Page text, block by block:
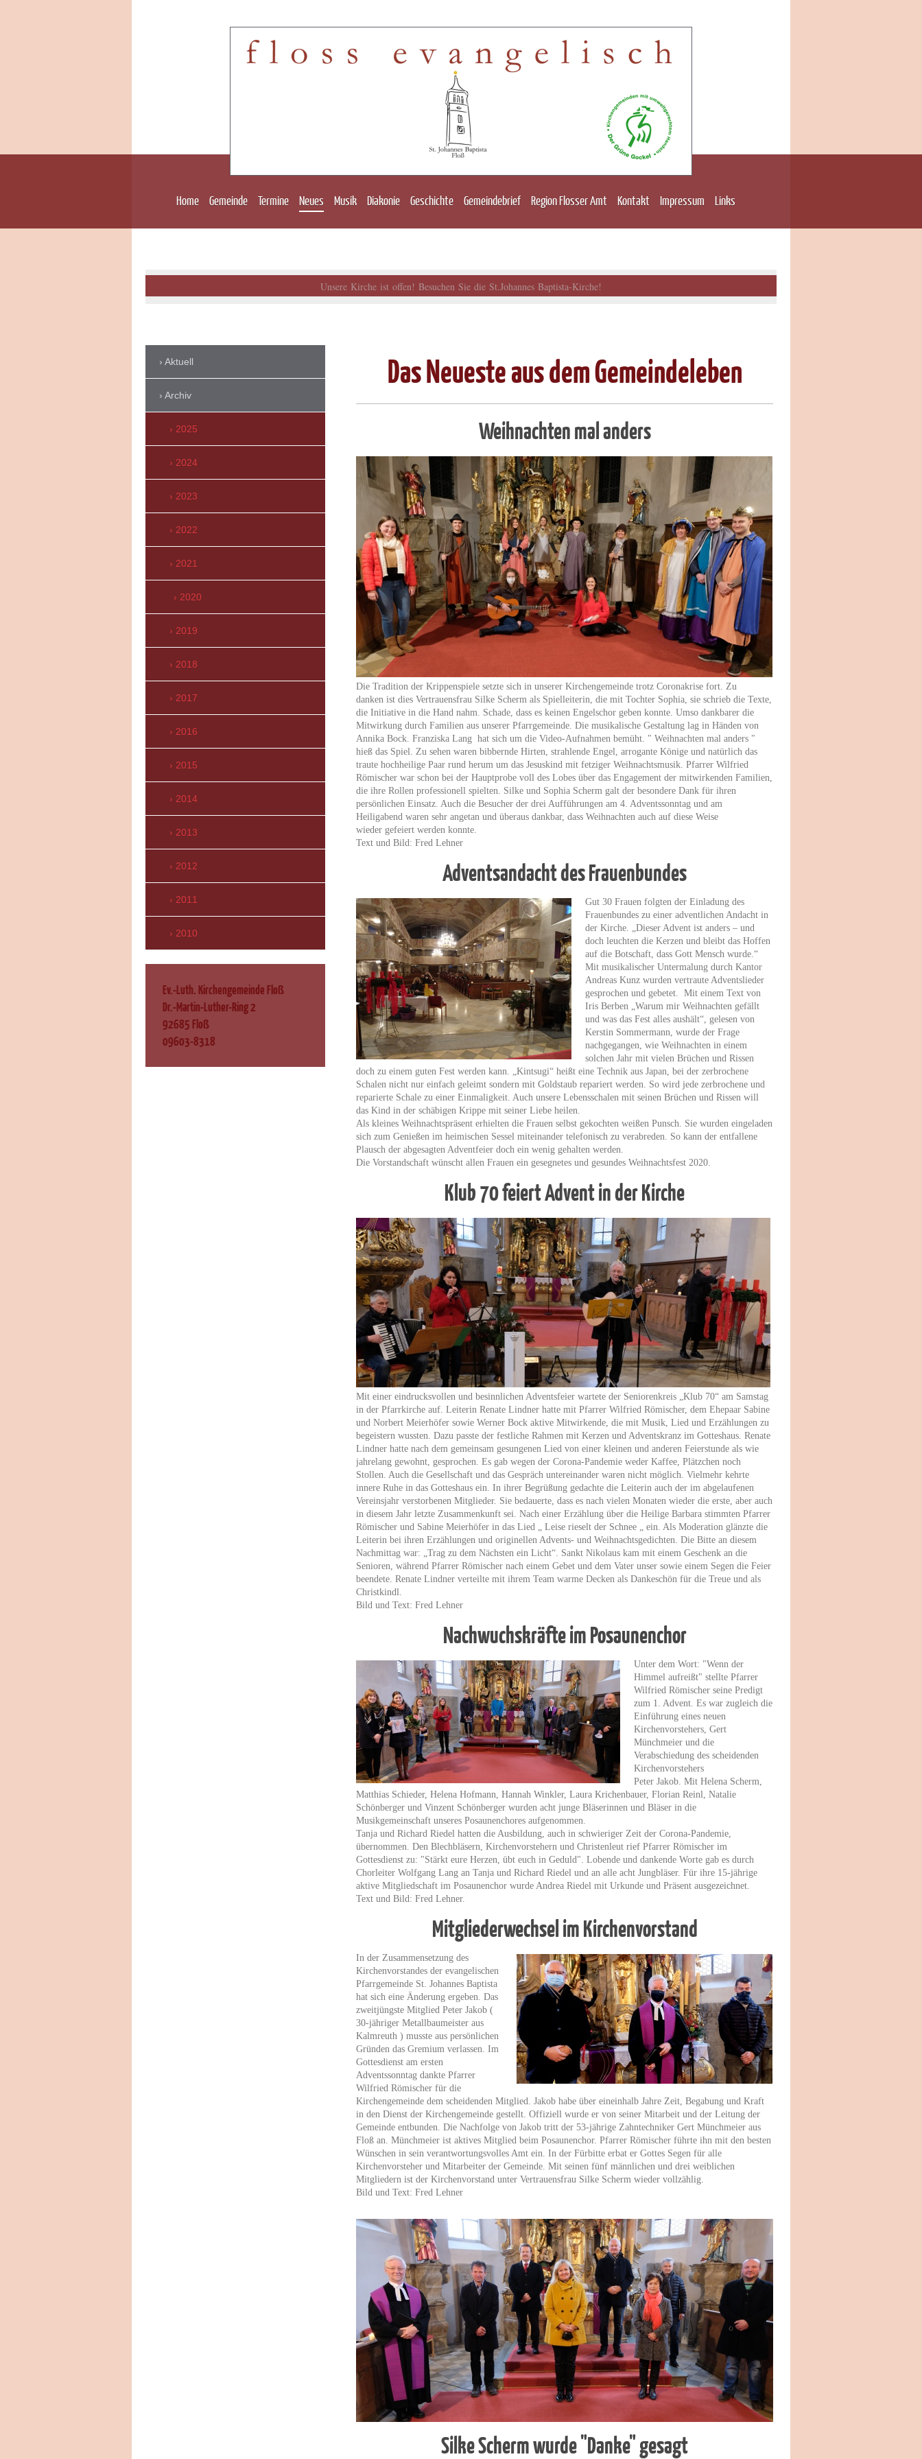
Home Gemeinde Termine Neues Musik Diakonie Geschichte Gemeindebrief Region Flosser Amt Kontakt Impressum Links
Unsere Kirche ist offen! Besuchen Sie die St.Johannes Baptista-Kirche!
Das Neueste aus dem Gemeindeleben
Weihnachten mal anders
Die Tradition der Krippenspiele setzte sich in unserer Kirchengemeinde trotz Coronakrise fort. Zu
danken ist dies Vertrauensfrau Silke Scherm als Spielleiterin, die mit Tochter Sophia, sie schrieb die Texte,
die Initiative in die Hand nahm. Schade, dass es keinen Engelschor geben konnte. Umso dankbarer die
Mitwirkung durch Familien aus unserer Pfarrgemeinde. Die musikalische Gestaltung lag in Händen von
Annika Bock. Franziska Lang hat sich um die Video-Aufnahmen bemüht. " Weihnachten mal anders "
hieß das Spiel. Zu sehen waren bibbernde Hirten, strahlende Engel, arrogante Könige und natürlich das
traute hochheilige Paar rund herum um das Jesuskind mit fetziger Weihnachtsmusik. Pfarrer Wilfried
Römischer war schon bei der Hauptprobe voll des Lobes über das Engagement der mitwirkenden Familien,
die ihre Rollen professionell spielten. Silke und Sophia Scherm galt der besondere Dank für ihren
persönlichen Einsatz. Auch die Besucher der drei Aufführungen am 4. Adventssonntag und am
Heiligabend waren sehr angetan und überaus dankbar, dass Weihnachten auch auf diese Weise
wieder gefeiert werden konnte.
Text und Bild: Fred Lehner
Adventsandacht des Frauenbundes
Gut 30 Frauen folgten der Einladung des
Frauenbundes zu einer adventlichen Andacht in
der Kirche. „Dieser Advent ist anders – und
doch leuchten die Kerzen und bleibt das Hoffen
auf die Botschaft, dass Gott Mensch wurde.“
Mit musikalischer Untermalung durch Kantor
Andreas Kunz wurden vertraute Adventslieder
gesprochen und gebetet. Mit einem Text von
Iris Berben „Warum mir Weihnachten gefällt
und was das Fest alles aushält“, gelesen von
Kerstin Sommermann, wurde der Frage
nachgegangen, wie Weihnachten in einem
solchen Jahr mit vielen Brüchen und Rissen
doch zu einem guten Fest werden kann. „Kintsugi“ heißt eine Technik aus Japan, bei der zerbrochene
Schalen nicht nur einfach geleimt sondern mit Goldstaub repariert werden. So wird jede zerbrochene und
reparierte Schale zu einer Einmaligkeit. Auch unsere Lebensschalen mit seinen Brüchen und Rissen will
das Kind in der schäbigen Krippe mit seiner Liebe heilen.
Als kleines Weihnachtspräsent erhielten die Frauen selbst gekochten weißen Punsch. Sie wurden eingeladen
sich zum Genießen im heimischen Sessel miteinander telefonisch zu verabreden. So kann der entfallene
Plausch der abgesagten Adventfeier doch ein wenig gehalten werden.
Die Vorstandschaft wünscht allen Frauen ein gesegnetes und gesundes Weihnachtsfest 2020.
Klub 70 feiert Advent in der Kirche
Mit einer eindrucksvollen und besinnlichen Adventsfeier wartete der Seniorenkreis „Klub 70“ am Samstag
in der Pfarrkirche auf. Leiterin Renate Lindner hatte mit Pfarrer Wilfried Römischer, dem Ehepaar Sabine
und Norbert Meierhöfer sowie Werner Bock aktive Mitwirkende, die mit Musik, Lied und Erzählungen zu
begeistern wussten. Dazu passte der festliche Rahmen mit Kerzen und Adventskranz im Gotteshaus. Renate
Lindner hatte nach dem gemeinsam gesungenen Lied von einer kleinen und anderen Feierstunde als wie
jahrelang gewohnt, gesprochen. Es gab wegen der Corona-Pandemie weder Kaffee, Plätzchen noch
Stollen. Auch die Gesellschaft und das Gespräch untereinander waren nicht möglich. Vielmehr kehrte
innere Ruhe in das Gotteshaus ein. In ihrer Begrüßung gedachte die Leiterin auch der im abgelaufenen
Vereinsjahr verstorbenen Mitglieder. Sie bedauerte, dass es nach vielen Monaten wieder die erste, aber auch
in diesem Jahr letzte Zusammenkunft sei. Nach einer Erzählung über die Heilige Barbara stimmten Pfarrer
Römischer und Sabine Meierhöfer in das Lied „ Leise rieselt der Schnee „ ein. Als Moderation glänzte die
Leiterin bei ihren Erzählungen und originellen Advents- und Weihnachtsgedichten. Die Bitte an diesem
Nachmittag war: „Trag zu dem Nächsten ein Licht“. Sankt Nikolaus kam mit einem Geschenk an die
Senioren, während Pfarrer Römischer nach einem Gebet und dem Vater unser sowie einem Segen die Feier
beendete. Renate Lindner verteilte mit ihrem Team warme Decken als Dankeschön für die Treue und als
Christkindl.
Bild und Text: Fred Lehner
Nachwuchskräfte im Posaunenchor
Unter dem Wort: "Wenn der
Himmel aufreißt" stellte Pfarrer
Wilfried Römischer seine Predigt
zum 1. Advent. Es war zugleich die
Einführung eines neuen
Kirchenvorstehers, Gert
Münchmeier und die
Verabschiedung des scheidenden
Kirchenvorstehers
Peter Jakob. Mit Helena Scherm,
Matthias Schieder, Helena Hofmann, Hannah Winkler, Laura Krichenbauer, Florian Reinl, Natalie
Schönberger und Vinzent Schönberger wurden acht junge Bläserinnen und Bläser in die
Musikgemeinschaft unseres Posaunenchores aufgenommen.
Tanja und Richard Riedel hatten die Ausbildung, auch in schwieriger Zeit der Corona-Pandemie,
übernommen. Den Blechbläsern, Kirchenvorstehern und Christenleut rief Pfarrer Römischer im
Gottesdienst zu: "Stärkt eure Herzen, übt euch in Geduld". Lobende und dankende Worte gab es durch
Chorleiter Wolfgang Lang an Tanja und Richard Riedel und an alle acht Jungbläser. Für ihre 15-jährige
aktive Mitgliedschaft im Posaunenchor wurde Andrea Riedel mit Urkunde und Präsent ausgezeichnet.
Text und Bild: Fred Lehner.
Mitgliederwechsel im Kirchenvorstand
In der Zusammensetzung des
Kirchenvorstandes der evangelischen
Pfarrgemeinde St. Johannes Baptista
hat sich eine Änderung ergeben. Das
zweitjüngste Mitglied Peter Jakob (
30-jähriger Metallbaumeister aus
Kalmreuth ) musste aus persönlichen
Gründen das Gremium verlassen. Im
Gottesdienst am ersten
Adventssonntag dankte Pfarrer
Wilfried Römischer für die
Kirchengemeinde dem scheidenden Mitglied. Jakob habe über eineinhalb Jahre Zeit, Begabung und Kraft
in den Dienst der Kirchengemeinde gestellt. Offiziell wurde er von seiner Mitarbeit und der Leitung der
Gemeinde entbunden. Die Nachfolge von Jakob tritt der 53-jährige Zahntechniker Gert Münchmeier aus
Floß an. Münchmeier ist aktives Mitglied beim Posaunenchor. Pfarrer Römischer führte ihn mit den besten
Wünschen in sein verantwortungsvolles Amt ein. In der Fürbitte erbat er Gottes Segen für alle
Kirchenvorsteher und Mitarbeiter der Gemeinde. Mit seinen fünf männlichen und drei weiblichen
Mitgliedern ist der Kirchenvorstand unter Vertrauensfrau Silke Scherm wieder vollzählig.
Bild und Text: Fred Lehner
Silke Scherm wurde "Danke" gesagt
Aktuell
Archiv
2025
2024
2023
2022
2021
2020
2019
2018
2017
2016
2015
2014
2013
2012
2011
2010
Ev.-Luth. Kirchengemeinde Floß
Dr.-Martin-Luther-Ring 2
92685 Floß
09603-8318